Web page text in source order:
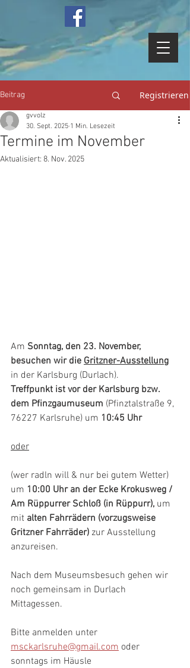
Beitrag Registrieren
Termine im November
gvvolz
30. Sept. 2025 1 Min. Lesezeit
Aktualisiert: 8. Nov. 2025
Am Sonntag, den 23. November,
besuchen wir die Gritzner-Ausstellung
in der Karlsburg (Durlach).
Treffpunkt ist vor der Karlsburg bzw.
dem Pfinzgaumuseum (Pfinztalstraße 9,
76227 Karlsruhe) um 10:45 Uhr
oder
(wer radln will & nur bei gutem Wetter)
um 10:00 Uhr an der Ecke Krokusweg /
Am Rüppurrer Schloß (in Rüppurr), um
mit alten Fahrrädern (vorzugsweise
Gritzner Fahrräder) zur Ausstellung
anzureisen.
Nach dem Museumsbesuch gehen wir
noch gemeinsam in Durlach
Mittagessen.
Bitte anmelden unter
msckarlsruhe@gmail.com oder
sonntags im Häusle